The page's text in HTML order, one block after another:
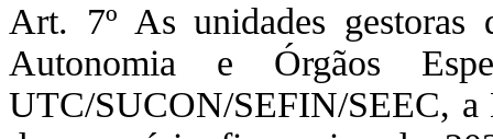
Art. 7º As unidades gestoras
Autonomia e Órgãos
UTC/SUCON/SEFIN/SEEC, a